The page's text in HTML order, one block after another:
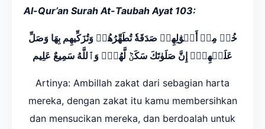
Al-Qur’an Surah At-Taubah Ayat 103:
خُذۡ مِنۡ أَمۡوَٰلِهِمۡ صَدَقَةٗ تُطَهِّرُهُمۡ وَتُزَكِّيهِم بِهَا وَصَلِّ
عَلَيۡهِمۡۖ إِنَّ صَلَوٰتَكَ سَكَنٞ لَّهُمۡۗ وَٱللَّهُ سَمِيعٌ عَلِيم
Artinya: Ambillah zakat dari sebagian harta
mereka, dengan zakat itu kamu membersihkan
dan mensucikan mereka, dan berdoalah untuk